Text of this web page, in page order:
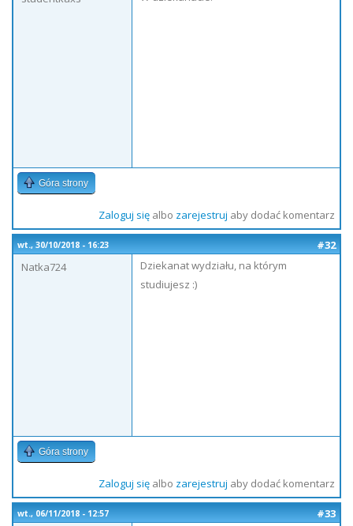
Góra strony
Zaloguj sięalbo zarejestruj aby dodać komentarz
wt., 30/10/2018 - 16:23
#32
Natka724
Dziekanat wydziału, na którym
studiujesz :)
Góra strony
Zaloguj sięalbo zarejestruj aby dodać komentarz
wt., 06/11/2018 - 12:57
#33